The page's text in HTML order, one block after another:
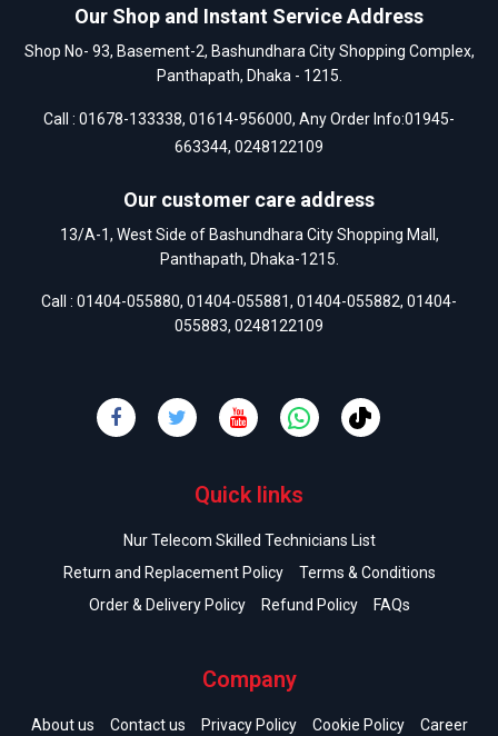
Our Shop and Instant Service Address
Shop No- 93, Basement-2, Bashundhara City Shopping Complex,
Panthapath, Dhaka - 1215.
Call : 01678-133338, 01614-956000, Any Order Info:01945-
663344, 0248122109
Our customer care address
13/A-1, West Side of Bashundhara City Shopping Mall,
Panthapath, Dhaka-1215.
Call : 01404-055880, 01404-055881, 01404-055882, 01404-
055883, 0248122109
Quick links
Nur Telecom Skilled Technicians List
Return and Replacement Policy
Terms & Conditions
Order & Delivery Policy
Refund Policy FAQs
Company
About us Contact us Privacy Policy Cookie Policy Career